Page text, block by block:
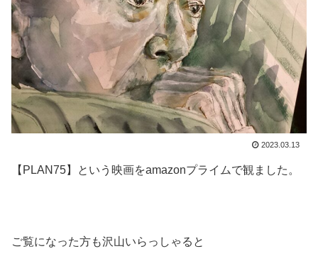
2023.03.13
【PLAN75】という映画をamazonプライムで観ました。
ご覧になった方も沢山いらっしゃると